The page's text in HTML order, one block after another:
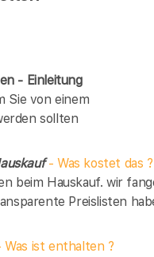
- Einleitung
Sie von einem
sollten
- Was kostet das ?
beim Hauskauf. wir
Preislisten
ist enthalten ?